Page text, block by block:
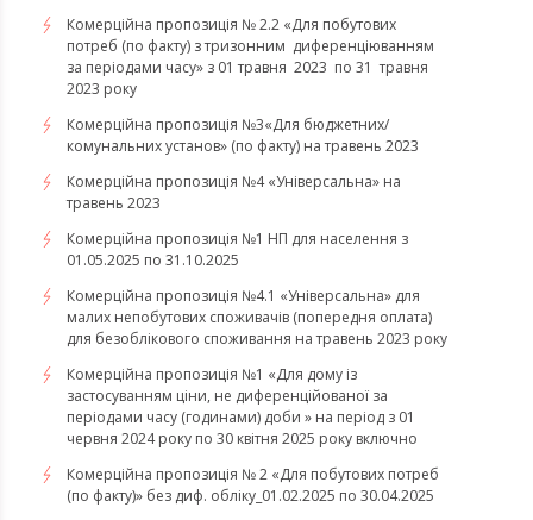
Комерційна пропозиція № 2.2 «Для побутових
потреб (по факту) з тризонним диференціюванням
за періодами часу» з 01 травня 2023 по 31 травня
2023 року
​​​​​​​Комерційна пропозиція №3«Для бюджетних/
комунальних установ» (по факту) на травень 2023
Комерційна пропозиція №4 «Універсальна» на
травень 2023
Комерційна пропозиція №1 НП для населення з
01.05.2025 по 31.10.2025
Комерційна пропозиція №4.1 «Універсальна» для
малих непобутових споживачів (попередня оплата)
для безоблікового споживання на травень 2023 року
Комерційна пропозиція №1 «Для дому із
застосуванням ціни, не диференційованої за
періодами часу (годинами) доби » на період з 01
червня 2024 року по 30 квітня 2025 року включно
Комерційна пропозиція № 2 «Для побутових потреб
(по факту)» без диф. обліку_01.02.2025 по 30.04.2025